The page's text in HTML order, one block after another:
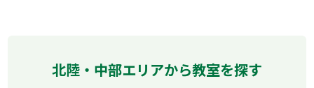
北陸・中部エリアから教室を探す